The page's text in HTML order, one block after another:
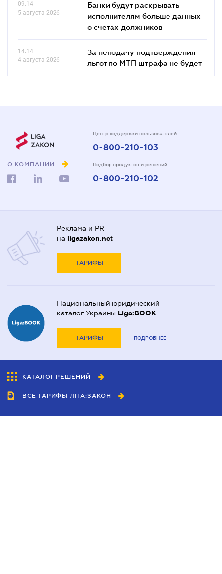
09.14
5 августа 2026
Банки будут раскрывать
исполнителям больше данных
о счетах должников
14.14
4 августа 2026
За неподачу подтверждения
льгот по МТП штрафа не будет
О КОМПАНИИ
Центр поддержки пользователей
0-800-210-103
Подбор продуктов и решений
0-800-210-102
Реклама и PR
на ligazakon.net
ТАРИФЫ
Национальный юридический
каталог Украины Liga:BOOK
ТАРИФЫ ПОДРОБНЕЕ
КАТАЛОГ РЕШЕНИЙ
ВСЕ ТАРИФЫ ЛІГА:ЗАКОН